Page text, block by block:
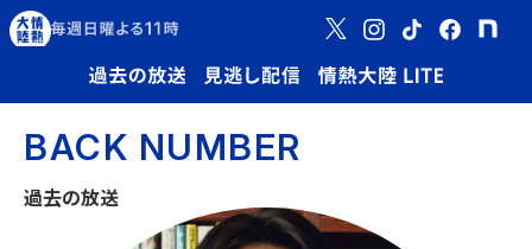
BACK NUMBER
過去の放送